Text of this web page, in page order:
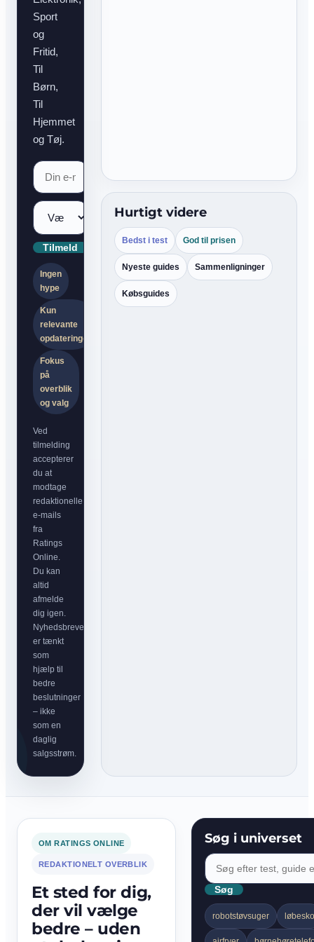
Sport
og
Fritid,
Til
Børn,
Til
Hjemmet
og Tøj.
Tilmeld
Ingen
hype
Kun
relevante
opdateringer
Fokus
på
overblik
og valg
Ved
tilmelding
accepterer
du at
modtage
redaktionelle
e-mails
fra
Ratings
Online.
Du kan
altid
afmelde
dig igen.
Nyhedsbrevet
er tænkt
som
hjælp til
bedre
beslutninger
– ikke
som en
daglig
salgsstrøm.
Hurtigt videre
Bedst i test God til prisen
Nyeste guides Sammenligninger
Købsguides
OM RATINGS ONLINE
REDAKTIONELT OVERBLIK
Et sted for dig,
der vil vælge
bedre – uden
Søg i universet
Søg
robotstøvsuger løbesko